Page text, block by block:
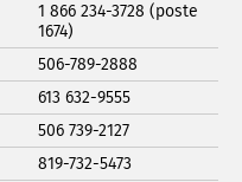
1 866 234-3728 (poste
1674)
506-789-2888
613 632-9555
506 739-2127
819-732-5473